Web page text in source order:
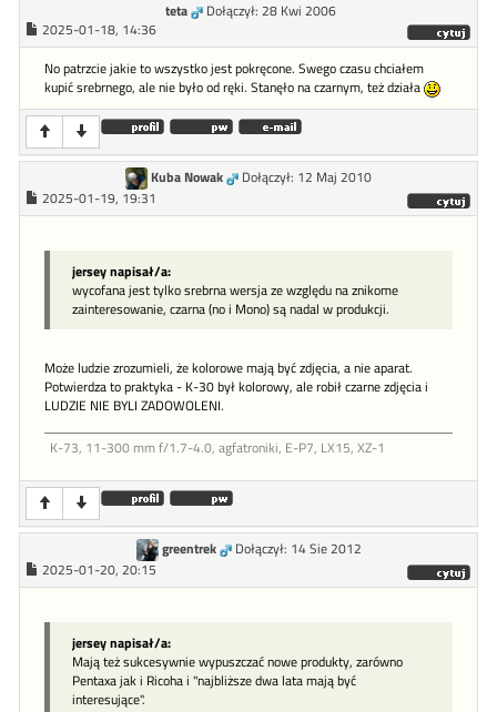
teta
Dołączył: 28 Kwi 2006
2025-01-18, 14:36
No patrzcie jakie to wszystko jest pokręcone. Swego czasu chciałem
kupić srebrnego, ale nie było od ręki. Stanęło na czarnym, też działa
Kuba Nowak
Dołączył: 12 Maj 2010
2025-01-19, 19:31
jersey napisał/a:
wycofana jest tylko srebrna wersja ze względu na znikome
zainteresowanie, czarna (no i Mono) są nadal w produkcji.
Może ludzie zrozumieli, że kolorowe mają być zdjęcia, a nie aparat.
Potwierdza to praktyka - K-30 był kolorowy, ale robił czarne zdjęcia i
LUDZIE NIE BYLI ZADOWOLENI.
K-73, 11-300 mm f/1.7-4.0, agfatroniki, E-P7, LX15, XZ-1
greentrek
Dołączył: 14 Sie 2012
2025-01-20, 20:15
jersey napisał/a:
Mają też sukcesywnie wypuszczać nowe produkty, zarówno
Pentaxa jak i Ricoha i "najbliższe dwa lata mają być
interesujące".